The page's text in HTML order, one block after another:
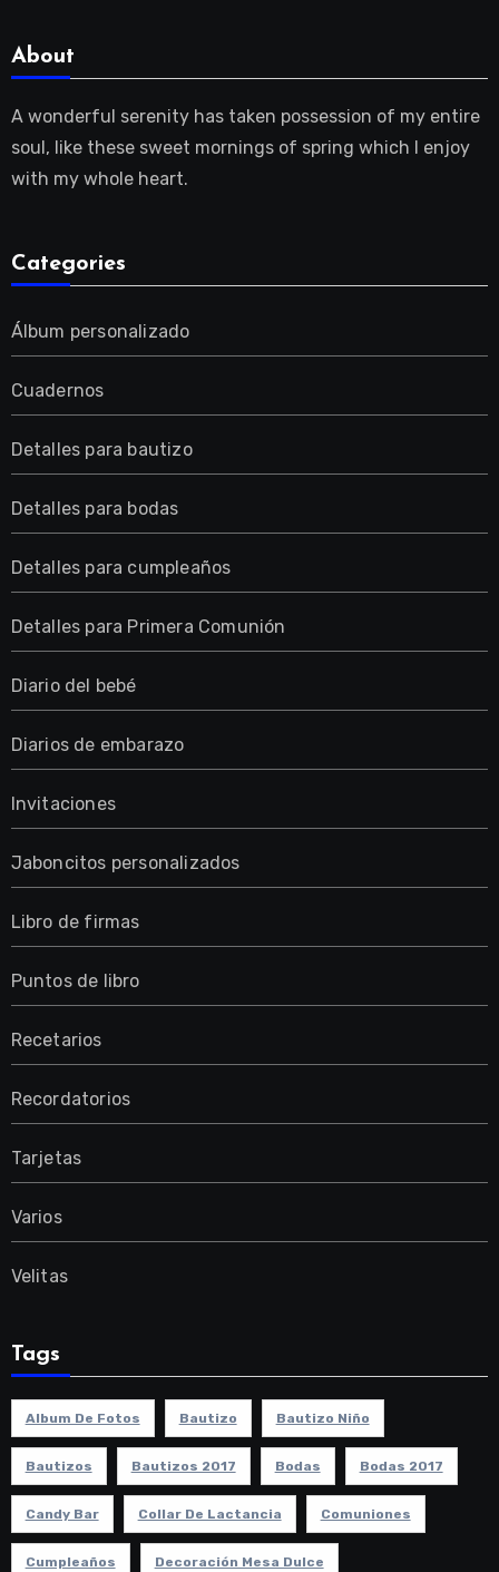
About
A wonderful serenity has taken possession of my entire
soul, like these sweet mornings of spring which I enjoy
with my whole heart.
Categories
Álbum personalizado
Cuadernos
Detalles para bautizo
Detalles para bodas
Detalles para cumpleaños
Detalles para Primera Comunión
Diario del bebé
Diarios de embarazo
Invitaciones
Jaboncitos personalizados
Libro de firmas
Puntos de libro
Recetarios
Recordatorios
Tarjetas
Varios
Velitas
Tags
Album De Fotos Bautizo Bautizo Niño
Bautizos Bautizos 2017 Bodas Bodas 2017
Candy Bar Collar De Lactancia Comuniones
Cumpleaños Decoración Mesa Dulce